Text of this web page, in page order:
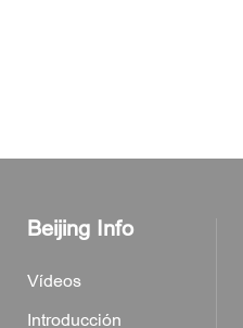
Beijing Info
Vídeos
Introducción